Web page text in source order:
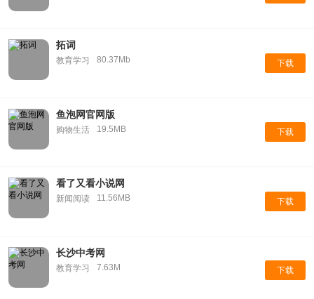
拓词
教育学习 80.37Mb 下载
鱼泡网官网版
购物生活 19.5MB 下载
看了又看小说网
新闻阅读 11.56MB 下载
长沙中考网
教育学习 7.63M 下载